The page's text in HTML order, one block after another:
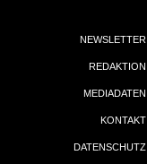
NEWSLETTER
REDAKTION
MEDIADATEN
KONTAKT
DATENSCHUTZ